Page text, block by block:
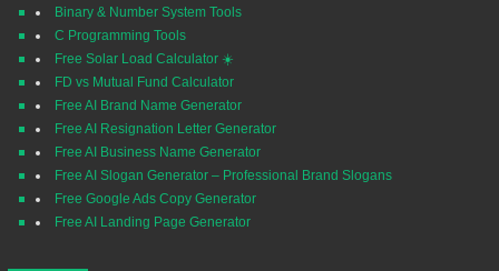
Binary & Number System Tools
C Programming Tools
Free Solar Load Calculator ☀️
FD vs Mutual Fund Calculator
Free AI Brand Name Generator
Free AI Resignation Letter Generator
Free AI Business Name Generator
Free AI Slogan Generator – Professional Brand Slogans
Free Google Ads Copy Generator
Free AI Landing Page Generator